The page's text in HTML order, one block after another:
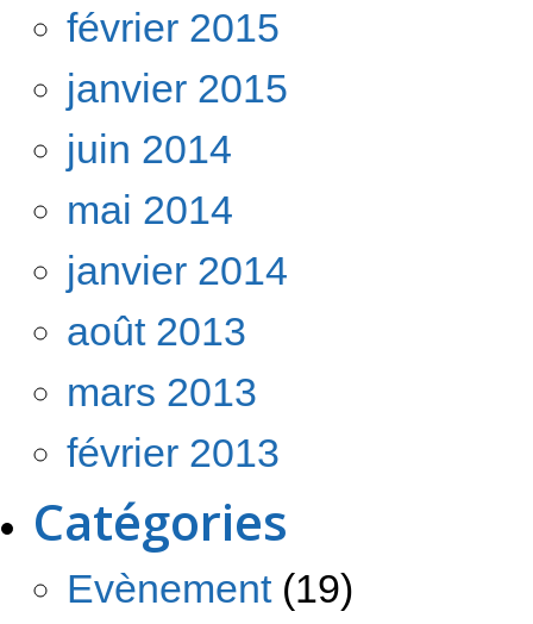
février 2015
janvier 2015
juin 2014
mai 2014
janvier 2014
août 2013
mars 2013
février 2013
Catégories
Evènement(19)